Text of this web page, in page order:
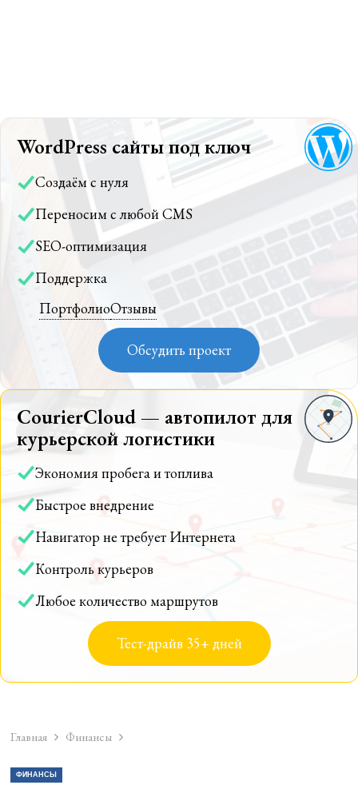
WordPress сайты под ключ
Создаём с нуля
Переносим с любой CMS
SEO-оптимизация
Поддержка
ПортфолиоОтзывы
Обсудить проект
CourierCloud — автопилот для
курьерской логистики
Экономия пробега и топлива
Быстрое внедрение
Навигатор не требует Интернета
Контроль курьеров
Любое количество маршрутов
Тест-драйв 35+ дней
Главная Финансы
ФИНАНСЫ